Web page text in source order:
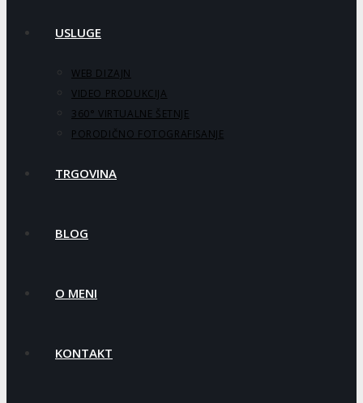
USLUGE
WEB DIZAJN
VIDEO PRODUKCIJA
360° VIRTUALNE ŠETNJE
PORODIČNO FOTOGRAFISANJE
TRGOVINA
BLOG
O MENI
KONTAKT